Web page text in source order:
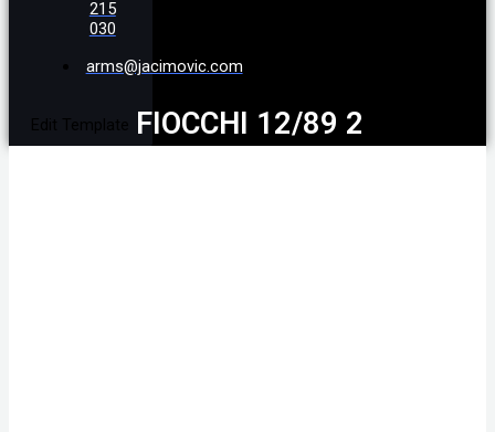
215
030
arms@jacimovic.com
Edit Template FIOCCHI 12/89 2